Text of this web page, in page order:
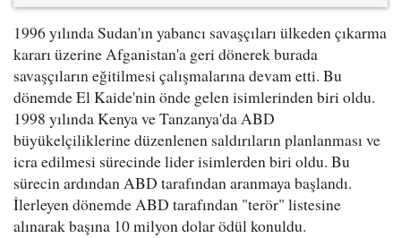
1996 yılında Sudan'ın yabancı savaşçıları ülkeden çıkarma
kararı üzerine Afganistan'a geri dönerek burada
savaşçıların eğitilmesi çalışmalarına devam etti. Bu
dönemde El Kaide'nin önde gelen isimlerinden biri oldu.
1998 yılında Kenya ve Tanzanya'da ABD
büyükelçiliklerine düzenlenen saldırıların planlanması ve
icra edilmesi sürecinde lider isimlerden biri oldu. Bu
sürecin ardından ABD tarafından aranmaya başlandı.
İlerleyen dönemde ABD tarafından "terör" listesine
alınarak başına 10 milyon dolar ödül konuldu.